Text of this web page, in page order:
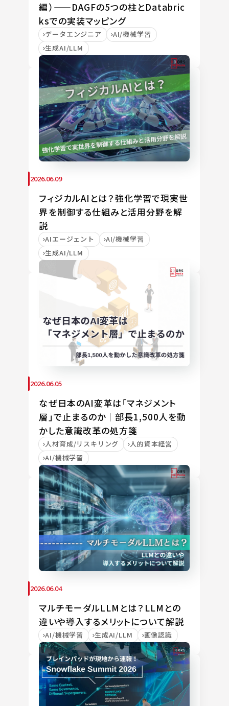
編）——DAGFの5つの柱とDatabric
ksでの実装マッピング
データエンジニア
AI/機械学習
生成AI/LLM
2026.06.09
フィジカルAIとは？強化学習で現実世
界を制御する仕組みと活用分野を解
説
AIエージェント
AI/機械学習
生成AI/LLM
2026.06.05
なぜ日本のAI変革は「マネジメント
層」で止まるのか｜部長1,500人を動
かした意識改革の処方箋
人材育成/リスキリング
人的資本経営
AI/機械学習
2026.06.04
マルチモーダルLLMとは？LLMとの
違いや導入するメリットについて解説
AI/機械学習 生成AI/LLM 画像認識